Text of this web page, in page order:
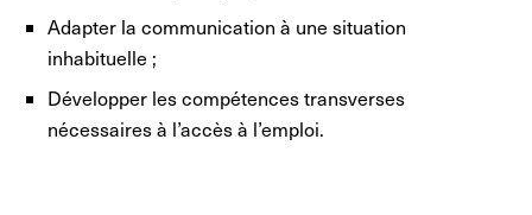
Adapter la communication à une situation
inhabituelle ;
Développer les compétences transverses
nécessaires à l’accès à l’emploi.